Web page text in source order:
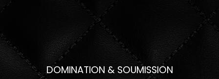
DOMINATION & SOUMISSION